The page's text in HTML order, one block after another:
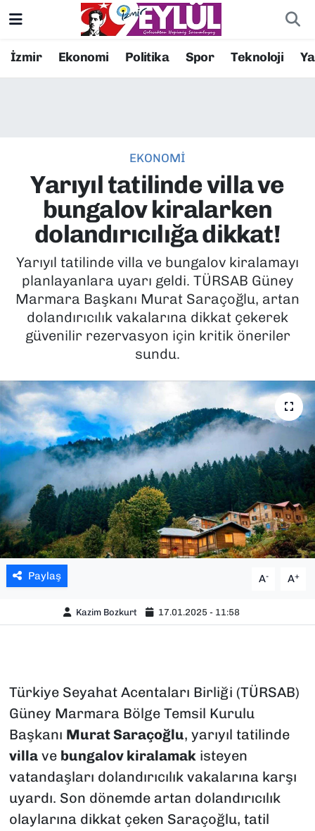
İzmir Ekonomi Politika Spor Teknoloji
EKONOMİ
Yarıyıl tatilinde villa ve
bungalov kiralarken
dolandırıcılığa dikkat!
Yarıyıl tatilinde villa ve bungalov kiralamayı
planlayanlara uyarı geldi. TÜRSAB Güney
Marmara Başkanı Murat Saraçoğlu, artan
dolandırıcılık vakalarına dikkat çekerek
güvenilir rezervasyon için kritik öneriler
sundu.
Paylaş A- A+
Kazim Bozkurt 17.01.2025 - 11:58
Türkiye Seyahat Acentaları Birliği (TÜRSAB)
Güney Marmara Bölge Temsil Kurulu
Başkanı Murat Saraçoğlu, yarıyıl tatilinde
villave bungalov kiralamakisteyen
vatandaşları dolandırıcılık vakalarına karşı
uyardı. Son dönemde artan dolandırıcılık
olaylarına dikkat çeken Saraçoğlu, tatil
Resmi İlanlar
EKONOMİ
KÜLTÜR SANAT
MAGAZİN
POLİTİKA
SAĞLIK
SPOR
TEKNOLOJİ
YAŞAM
YEREL YÖNETİMLER
Konak Nöbetçi Eczaneler
Süper Lig Puan Durumu ve Fikstür
Tüm Manşetler
Son Dakika Haberleri
Haber Arşivi